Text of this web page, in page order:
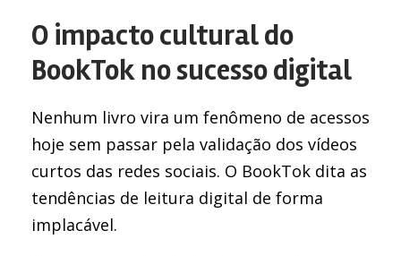
O impacto cultural do
BookTok no sucesso digital
Nenhum livro vira um fenômeno de acessos
hoje sem passar pela validação dos vídeos
curtos das redes sociais. O BookTok dita as
tendências de leitura digital de forma
implacável.